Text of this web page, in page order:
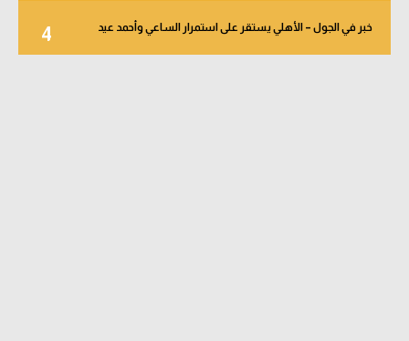
4 خبر في الجول – الأهلي يستقر على استمرار الساعي وأحمد عيد